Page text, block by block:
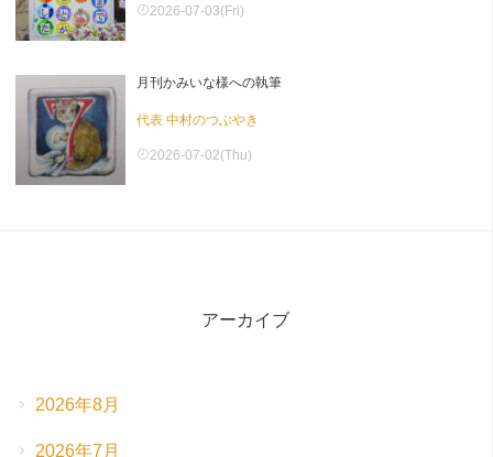
2026-07-03(Fri)
月刊かみいな様への執筆
代表 中村のつぶやき
2026-07-02(Thu)
アーカイブ
2026年8月
2026年7月